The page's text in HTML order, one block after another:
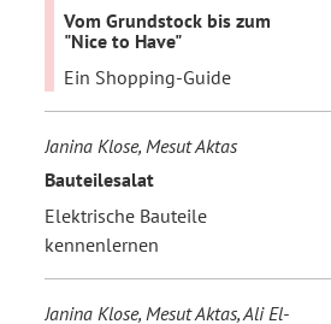
Vom Grundstock bis zum
"Nice to Have"
Ein Shopping-Guide
Janina Klose, Mesut Aktas
Bauteilesalat
Elektrische Bauteile
kennenlernen
Janina Klose, Mesut Aktas, Ali El-